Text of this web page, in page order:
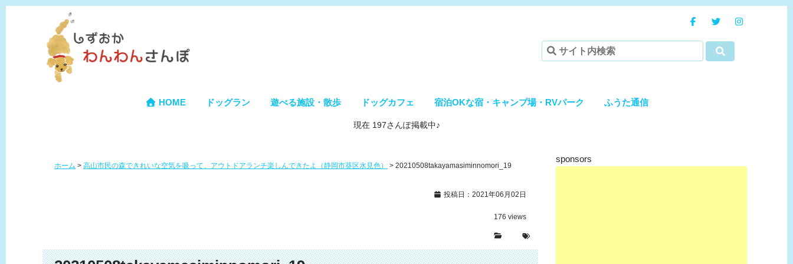
HOME ドッグラン 遊べる施設・散歩 ドッグカフェ 宿泊OKな宿・キャンプ場・RVパーク ふうた通信
現在 197さんぽ掲載中♪
ホーム > 高山市民の森できれいな空気を吸って、アウトドアランチ楽しんできたよ（静岡市葵区水見色） > 20210508takayamasiminnomori_19
投稿日：2021年06月02日
176 views
sponsors